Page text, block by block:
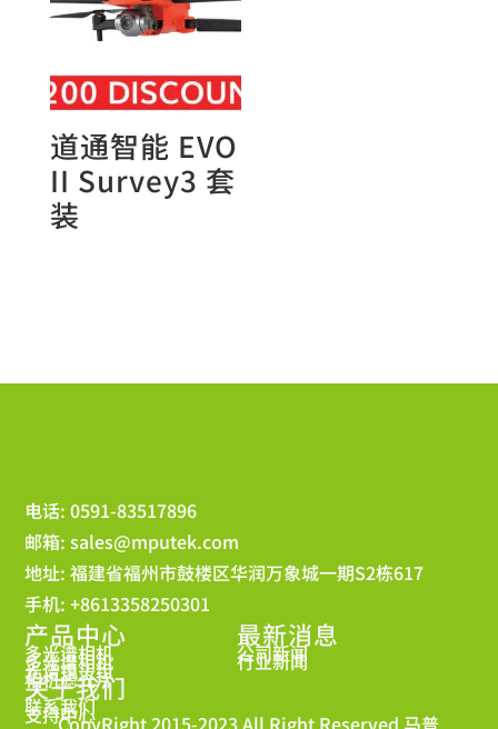
道通智能 EVO
II Survey3 套
装
电话: 0591-83517896
邮箱:sales@mputek.com
地址: 福建省福州市鼓楼区华润万象城一期S2栋617
手机: +8613358250301
产品中心
多光谱相机
多光谱相机
光谱镜头组
相机滤光片
最新消息
公司新闻
行业新闻
关于我们
联系我们
支持中心